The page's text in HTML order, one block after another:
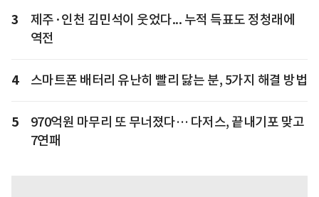
3
제주·인천 김민석이 웃었다... 누적 득표도 정청래에
역전
4 스마트폰 배터리 유난히 빨리 닳는 분, 5가지 해결 방법
5
970억원 마무리 또 무너졌다… 다저스, 끝내기포 맞고
7연패